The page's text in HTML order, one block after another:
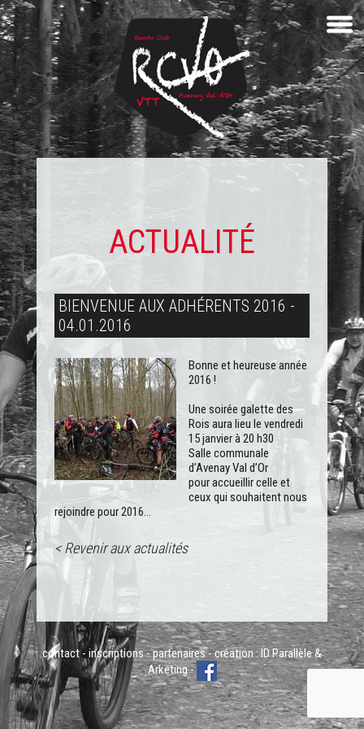
ACTUALITÉ
BIENVENUE AUX ADHÉRENTS 2016 -
04.01.2016
Bonne et heureuse année
2016 !
Une soirée galette des
Rois aura lieu le vendredi
15 janvier à 20 h30
Salle communale
d’Avenay Val d’Or
pour accueillir celle et
ceux qui souhaitent nous
rejoindre pour 2016…
< Revenir aux actualités
contact- inscriptions-partenaires- création :ID Parallèle&
Arketing-